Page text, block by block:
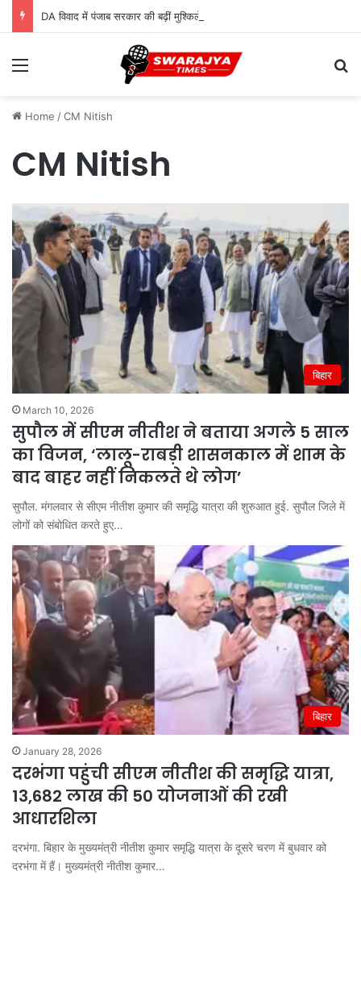
Menu
Home /CM Nitish
CM Nitish
बिहार
March 10, 2026
सुपौल में सीएम नीतीश ने बताया अगले 5 साल
का विजन, ‘लालू-राबड़ी शासनकाल में शाम के
बाद बाहर नहीं निकलते थे लोग’
सुपौल. मंगलवार से सीएम नीतीश कुमार की समृद्धि यात्रा की शुरुआत हुई. सुपौल जिले में
लोगों को संबोधित करते हुए…
बिहार
January 28, 2026
दरभंगा पहुंची सीएम नीतीश की समृद्धि यात्रा,
13,682 लाख की 50 योजनाओं की रखी
आधारशिला
दरभंगा. बिहार के मुख्यमंत्री नीतीश कुमार समृद्धि यात्रा के दूसरे चरण में बुधवार को
दरभंगा में हैं। मुख्यमंत्री नीतीश कुमार…